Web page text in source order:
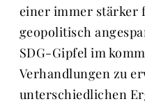
einer immer stärker
geopolitisch
SDG-Gipfel im
Verhandlungen zu
unterschiedlichen